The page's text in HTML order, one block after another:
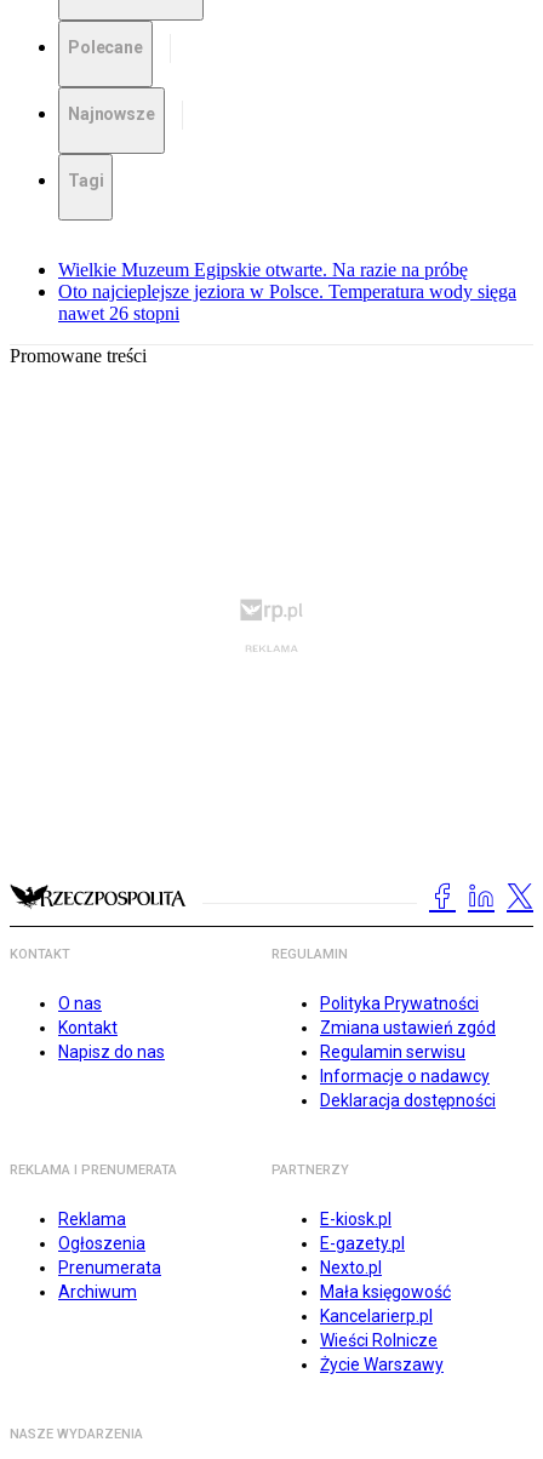
Polecane
Najnowsze
Tagi
Wielkie Muzeum Egipskie otwarte. Na razie na próbę
Oto najcieplejsze jeziora w Polsce. Temperatura wody sięga
nawet 26 stopni
Promowane treści
KONTAKT
O nas
Kontakt
Napisz do nas
REGULAMIN
Polityka Prywatności
Zmiana ustawień zgód
Regulamin serwisu
Informacje o nadawcy
Deklaracja dostępności
REKLAMA I PRENUMERATA
Reklama
Ogłoszenia
Prenumerata
Archiwum
PARTNERZY
E-kiosk.pl
E-gazety.pl
Nexto.pl
Mała księgowość
Kancelarierp.pl
Wieści Rolnicze
Życie Warszawy
NASZE WYDARZENIA